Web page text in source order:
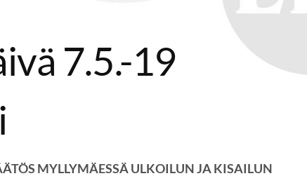
7.5.-19
MYLLYMÄESSÄ ULKOILUN JA KISAILUN